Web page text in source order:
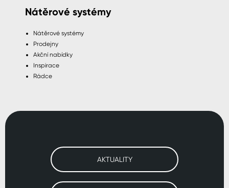
Nátěrové systémy
Nátěrové systémy
Prodejny
Akční nabídky
Inspirace
Rádce
AKTUALITY